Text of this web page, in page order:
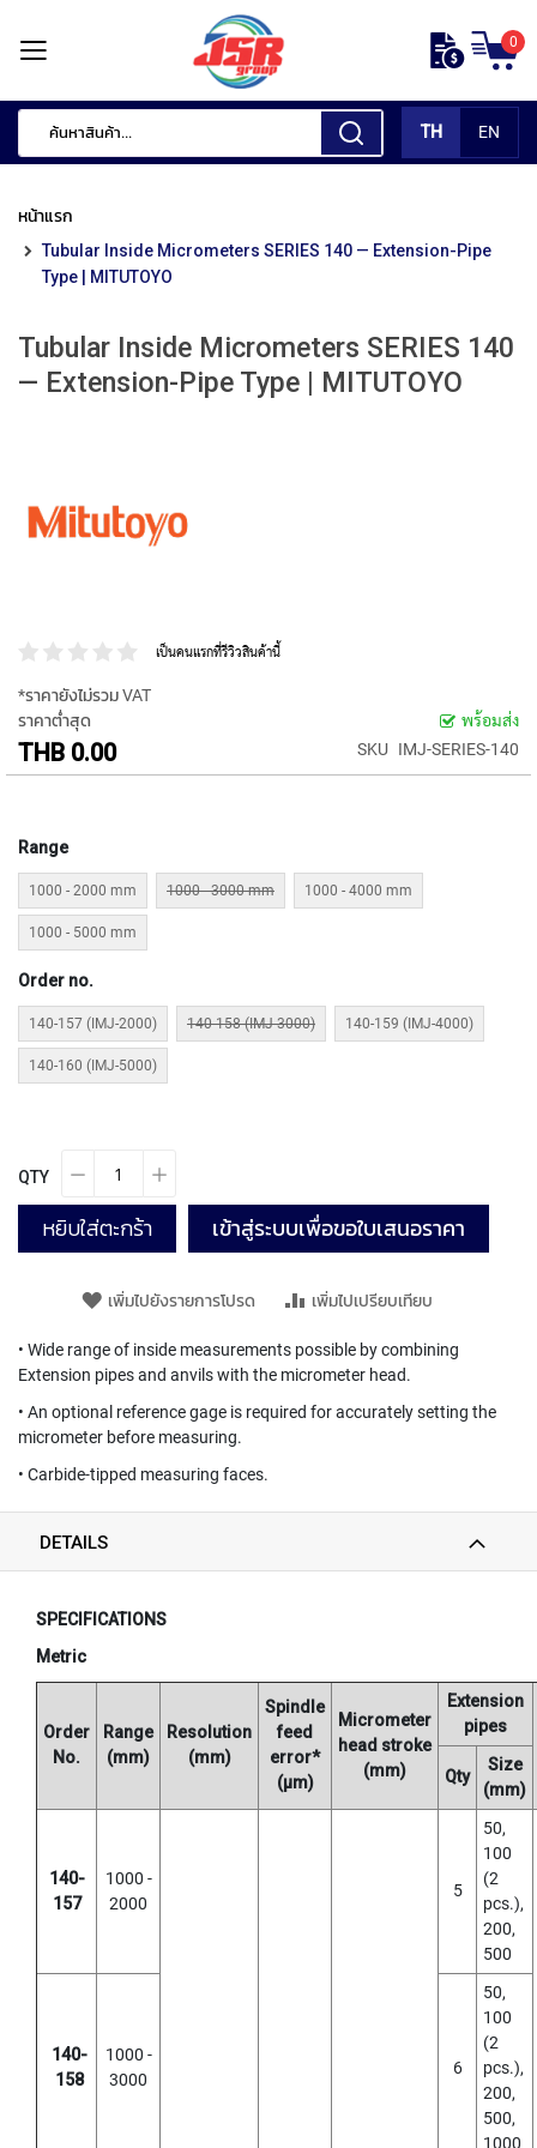
แรก
สินค้า
เรา
อ
ต่
ง
สิ
น
ค้
า
ะ
นำ
T
A
P
P
I
P
P
S
Y
M
W
A
S
P
R
F
L
T
D
T
P
S
T
H
R
G
O
L
0
TH EN
ข้าม
ไป
เนื้อหา
หน้าแรก
Tubular Inside Micrometers SERIES 140 — Extension-Pipe
Type | MITUTOYO
Tubular Inside Micrometers SERIES 140
— Extension-Pipe Type | MITUTOYO
เป็นคนแรกที่รีวิวสินค้านี้
ราคาต่ำสุด
THB 0.00
*ราคายังไม่รวม VAT
พร้อมส่ง
SKU IMJ-SERIES-140
Range
1000 - 2000 mm 1000 - 3000 mm 1000 - 4000 mm
1000 - 5000 mm
Order no.
140-157 (IMJ-2000) 140-158 (IMJ-3000) 140-159 (IMJ-4000)
140-160 (IMJ-5000)
QTY
หยิบใส่ตะกร้า เข้าสู่ระบบเพื่อขอใบเสนอราคา
เพิ่มไปยังรายการโปรด เพิ่มไปเปรียบเทียบ
• Wide range of inside measurements possible by combining
Extension pipes and anvils with the micrometer head.
• An optional reference gage is required for accurately setting the
micrometer before measuring.
• Carbide-tipped measuring faces.
DETAILS
SPECIFICATIONS
Metric
Order
No.
Range
(mm)
Resolution
(mm)
Spindle
feed
error*
(μm)
Micrometer
head stroke
(mm)
Extension
pipes
Qty
Size
(mm)
140-
157
1000 -
2000
5
50,
100
(2
pcs.),
200,
500
140-
158
1000 -
3000
6
50,
100
(2
pcs.),
200,
500,
1000